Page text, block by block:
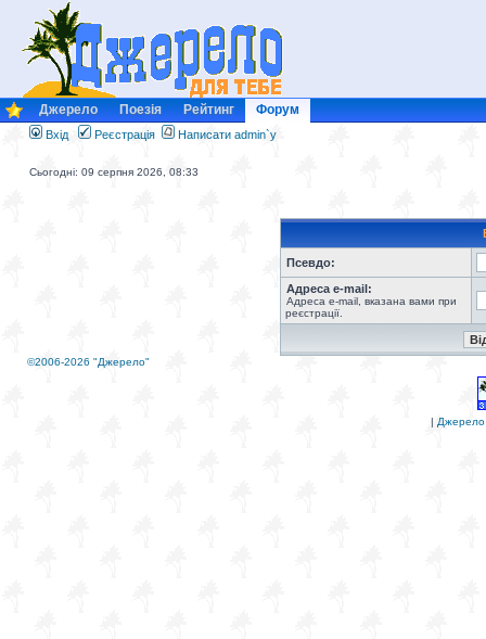
Джерело Поезія Рейтинг Форум
Вхід Реєстрація Написати admin`у
Сьогодні: 09 серпня 2026, 08:33
Псевдо:
Адреса e-mail:
Адреса e-mail, вказана вами при
реєстрації.
©2006-2026 "Джерело"
| Джерело